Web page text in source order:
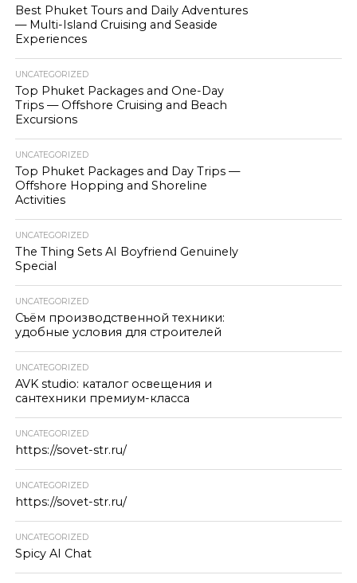
Best Phuket Tours and Daily Adventures
— Multi-Island Cruising and Seaside
Experiences
UNCATEGORIZED
Top Phuket Packages and One-Day
Trips — Offshore Cruising and Beach
Excursions
UNCATEGORIZED
Top Phuket Packages and Day Trips —
Offshore Hopping and Shoreline
Activities
UNCATEGORIZED
The Thing Sets AI Boyfriend Genuinely
Special
UNCATEGORIZED
Съём производственной техники:
удобные условия для строителей
UNCATEGORIZED
AVK studio: каталог освещения и
сантехники премиум-класса
UNCATEGORIZED
https://sovet-str.ru/
UNCATEGORIZED
https://sovet-str.ru/
UNCATEGORIZED
Spicy AI Chat